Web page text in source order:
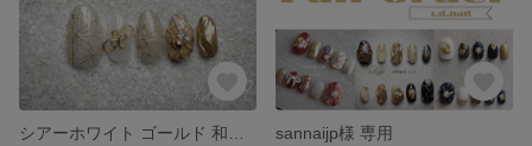
sannaijp様 専用